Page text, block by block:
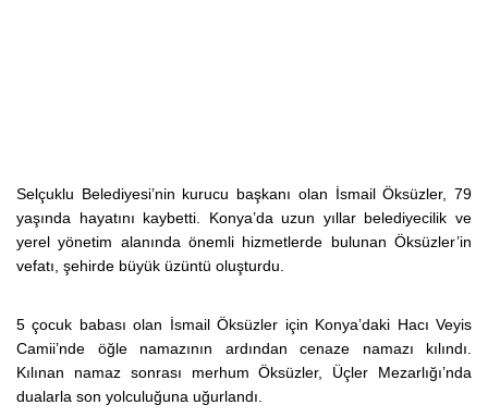
Selçuklu Belediyesi’nin kurucu başkanı olan İsmail Öksüzler, 79
yaşında hayatını kaybetti. Konya’da uzun yıllar belediyecilik ve
yerel yönetim alanında önemli hizmetlerde bulunan Öksüzler’in
vefatı, şehirde büyük üzüntü oluşturdu.
5 çocuk babası olan İsmail Öksüzler için Konya’daki Hacı Veyis
Camii’nde öğle namazının ardından cenaze namazı kılındı.
Kılınan namaz sonrası merhum Öksüzler, Üçler Mezarlığı’nda
dualarla son yolculuğuna uğurlandı.